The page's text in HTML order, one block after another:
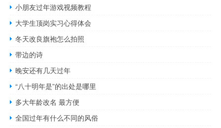
小朋友过年游戏视频教程
大学生顶岗实习心得体会
冬天改良旗袍怎么拍照
带边的诗
晚安还有几天过年
“八十明年是”的出处是哪里
多大年龄改名 最方便
全国过年有什么不同的风俗